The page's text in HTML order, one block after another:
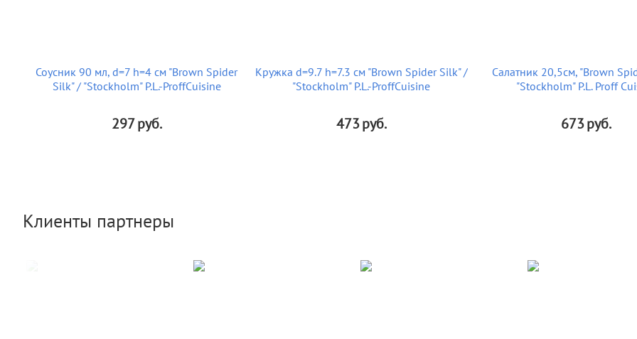
Соусник 90 мл, d=7 h=4 см "Brown Spider
Silk" / "Stockholm" P.L.-ProffCuisine
297руб.
Кружка d=9.7 h=7.3 см "Brown Spider Silk" /
"Stockholm" P.L.-ProffCuisine
473руб.
Салатник 20,5см, "Brown
"Stockholm" P.L. Proff
673руб.
Клиенты партнеры